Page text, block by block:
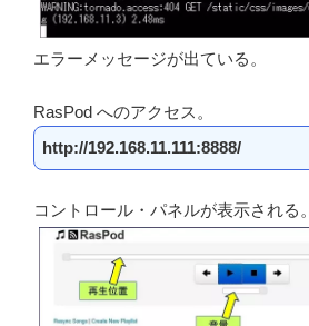
エラーメッセージが出ている。
RasPod へのアクセス。
http://192.168.11.111:8888/
コントロール・パネルが表示される。